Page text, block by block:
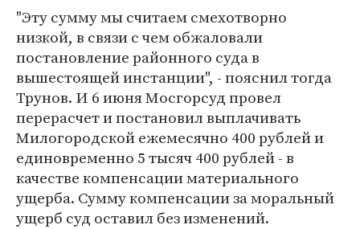
"Эту сумму мы считаем смехотворно
низкой, в связи с чем обжаловали
постановление районного суда в
вышестоящей инстанции", - пояснил тогда
Трунов. И 6 июня Мосгорсуд провел
перерасчет и постановил выплачивать
Милогородской ежемесячно 400 рублей и
единовременно 5 тысяч 400 рублей - в
качестве компенсации материального
ущерба. Сумму компенсации за моральный
ущерб суд оставил без изменений.